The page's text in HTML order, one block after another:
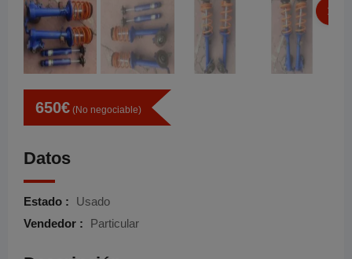
650€ (No negociable)
Datos
Estado :
Usado
Vendedor :
Particular